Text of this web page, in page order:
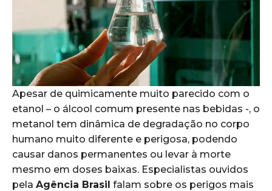
Apesar de quimicamente muito parecido com o
etanol – o álcool comum presente nas bebidas -, o
metanol tem dinâmica de degradação no corpo
humano muito diferente e perigosa, podendo
causar danos permanentes ou levar à morte
mesmo em doses baixas. Especialistas ouvidos
pela Agência Brasil falam sobre os perigos mais